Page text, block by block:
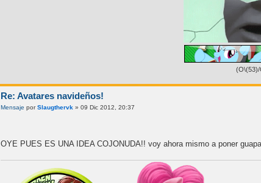
(O\(53)/
Re: Avatares navideños!
Mensaje porSlaugthervk » 09 Dic 2012, 20:37
OYE PUES ES UNA IDEA COJONUDA!! voy ahora mismo a poner